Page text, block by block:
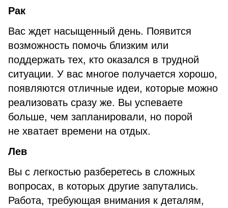
Рак
Вас ждет насыщенный день. Появится
возможность помочь близким или
поддержать тех, кто оказался в трудной
ситуации. У вас многое получается хорошо,
появляются отличные идеи, которые можно
реализовать сразу же. Вы успеваете
больше, чем запланировали, но порой
не хватает времени на отдых.
Лев
Вы с легкостью разберетесь в сложных
вопросах, в которых другие запутались.
Работа, требующая внимания к деталям,